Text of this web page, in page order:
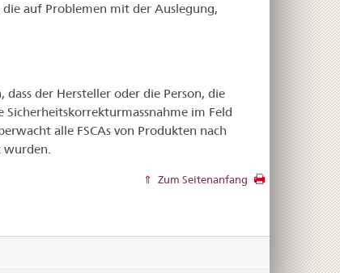
auf Problemen mit der Auslegung,
der Hersteller oder die Person, die
Sicherheitskorrekturmassnahme im Feld
alle FSCAs von Produkten nach
wurden.
Zum Seitenanfang